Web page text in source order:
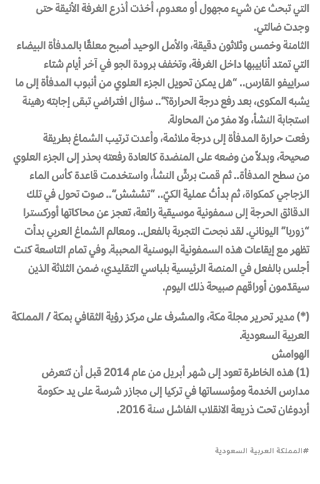
التي تبحث عن شيء مجهول أو معدوم، أخذت أذرع الغرفة الأنيقة حتى
وجدت ضالتي.
الثامنة وخمس وثلاثون دقيقة، والأمل الوحيد أصبح معلقًا بالمدفأة البيضاء
التي تمتد أنابيبها داخل الغرفة، وتخفف برودة الجو في آخر أيام شتاء
سراييفو القارس.. “هل يمكن تحويل الجزء العلوي من أنبوب المدفأة إلى ما
يشبه المكوى، بعد رفع درجة الحرارة؟”.. سؤال افتراضي تبقى إجابته رهينة
استجابة النشأ، ولا مفرّ من المحاولة.
رفعت حرارة المدفأة إلى درجة ملائمة، وأعدت ترتيب الشماغ بطريقة
صحيحة، وبدلاً من وضعه على المنضدة كالعادة رفعته بحذر إلى الجزء العلوي
من سطح المدفأة.. ثم قمت برشّ النشأ، واستخدمت قاعدة كأس الماء
الزجاجي كمكواة، ثم بدأتُ عملية الكيّ.. “تششش”.. صوت تحول في تلك
الدقائق الحرجة إلى سمفونية موسيقية رائعة، تعجز عن محاكاتها أوركسترا
“زوربا” اليوناني. لقد نجحت التجربة بالفعل.. ومعالم الشماغ العربي بدأت
تظهر مع إيقاعات هذه السمفونية البوسنية المحببة. وفي تمام التاسعة كنت
أجلس بالفعل في المنصة الرئيسية بلباسي التقليدي، ضمن الثلاثة الذين
سيقدّمون أوراقهم صبيحة ذلك اليوم.
(*) مدير تحرير مجلة مكة، والمشرف على مركز رؤية الثقافي بمكة / المملكة
العربية السعودية.
الهوامش
(1) هذه الخاطرة تعود إلى شهر أبريل من عام 2014 قبل أن تتعرض
مدارس الخدمة ومؤسساتها في تركيا إلى مجازر شرسة على يد حكومة
أردوغان تحت ذريعة الانقلاب الفاشل سنة 2016.
المملكة العربية السعودية